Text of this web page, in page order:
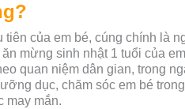
của em bé, cúng chính là
mừng sinh nhật 1 tuổi của
quan niệm dân gian, trong
dục, chăm sóc em bé
may mắn.